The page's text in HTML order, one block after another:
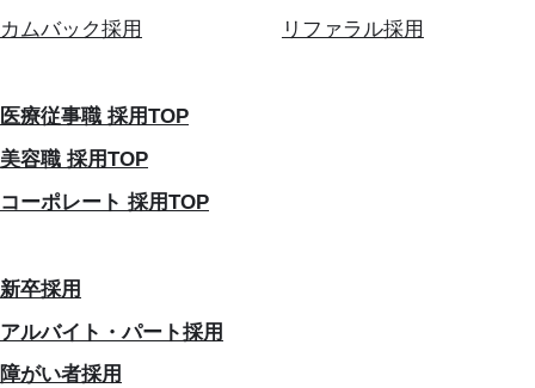
カムバック採用
リファラル採用
医療従事職 採用TOP
美容職 採用TOP
コーポレート 採用TOP
新卒採用
アルバイト・パート採用
障がい者採用